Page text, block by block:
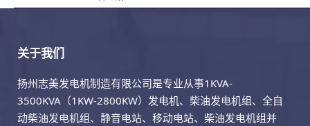
关于我们
扬州志美发电机制造有限公司是专业从事1KVA-
3500KVA（1KW-2800KW）发电机、柴油发电机组、全自
动柴油发电机组、静音电站、移动电站、柴油发电机组并